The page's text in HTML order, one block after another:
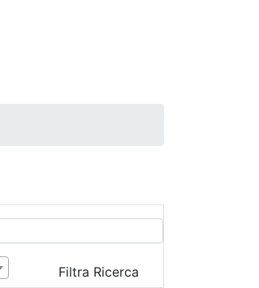
Filtra Ricerca